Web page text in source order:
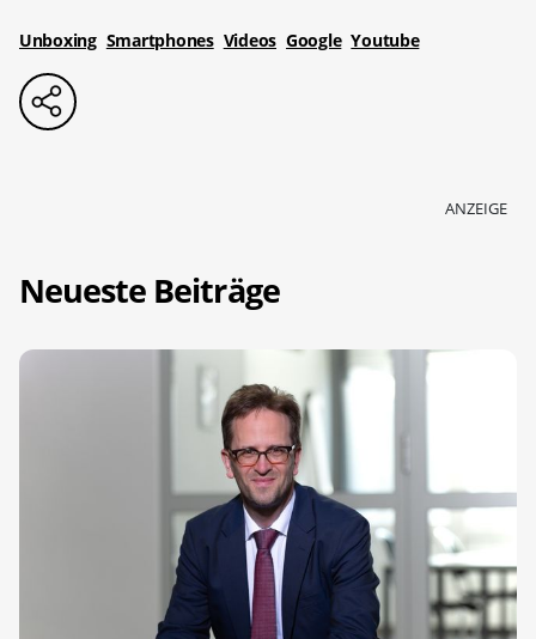
Unboxing Smartphones Videos Google Youtube
ANZEIGE
Neueste Beiträge